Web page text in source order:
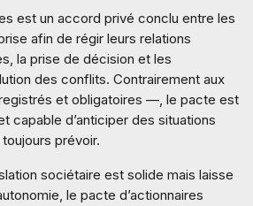
est un accord privé conclu entre les
afin de régir leurs relations
la prise de décision et les
des conflits. Contrairement aux
et obligatoires —, le pacte est
capable d’anticiper des situations
prévoir.
sociétaire est solide mais laisse
le pacte d’actionnaires